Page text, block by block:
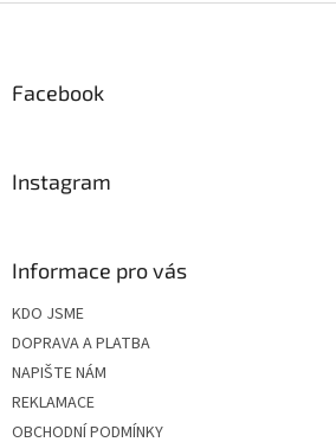
Facebook
Instagram
Informace pro vás
KDO JSME
DOPRAVA A PLATBA
NAPIŠTE NÁM
REKLAMACE
OBCHODNÍ PODMÍNKY